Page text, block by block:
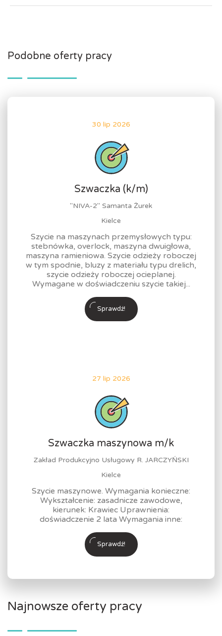
Podobne oferty pracy
30 lip 2026
Szwaczka (k/m)
"NIVA-2" Samanta Żurek
Kielce
Szycie na maszynach przemysłowych typu:
stebnówka, overlock, maszyna dwuigłowa,
maszyna ramieniowa. Szycie odzieży roboczej
w tym spodnie, bluzy z materiału typu drelich,
szycie odzieży roboczej ocieplanej.
Wymagane w doświadczeniu szycie takiej...
Sprawdź!
27 lip 2026
Szwaczka maszynowa m/k
Zakład Produkcyjno Usługowy R. JARCZYŃSKI
Kielce
Szycie maszynowe. Wymagania konieczne:
Wykształcenie: zasadnicze zawodowe,
kierunek: Krawiec Uprawnienia:
doświadczenie 2 lata Wymagania inne:
Sprawdź!
Najnowsze oferty pracy